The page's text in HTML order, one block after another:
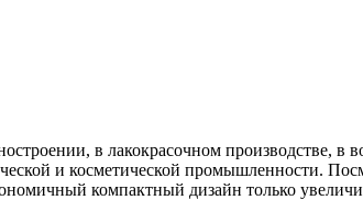
в лакокрасочном производстве, в
и косметической промышленности.
компактный дизайн только